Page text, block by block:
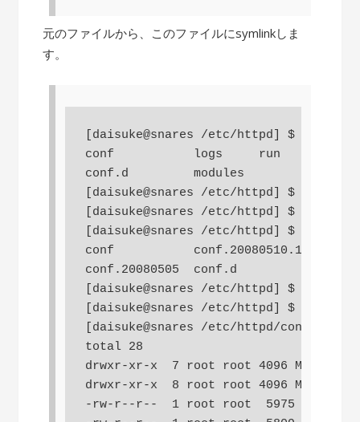
元のファイルから、このファイルにsymlinkしま
す。
[daisuke@snares /etc/httpd] $ ls
conf           logs     run
conf.d         modules
[daisuke@snares /etc/httpd] $ sudo
[daisuke@snares /etc/httpd] $ sudo
[daisuke@snares /etc/httpd] $ ls
conf           conf.20080510.1104
conf.20080505  conf.d
[daisuke@snares /etc/httpd] $ cd conf
[daisuke@snares /etc/httpd] $ ls
[daisuke@snares /etc/httpd/conf] $
total 28
drwxr-xr-x  7 root root 4096 May 10
drwxr-xr-x  8 root root 4096 May 10
-rw-r--r--  1 root root  5975 May 10